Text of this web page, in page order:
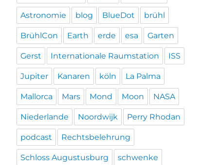
Astronomie blog BlueDot brühl
BrühlCon Earth erde esa Garten
Gerst Internationale Raumstation ISS
Jupiter Kanaren köln La Palma
Mallorca Mars Mond Moon NASA
Niederlande Noordwijk Perry Rhodan
podcast Rechtsbelehrung
Schloss Augustusburg schwenke